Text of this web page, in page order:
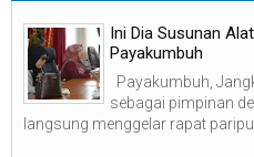
Ini Dia Susunan
Payakumbuh
Payakumbuh,
sebagai pimpinan
langsung menggelar rapat